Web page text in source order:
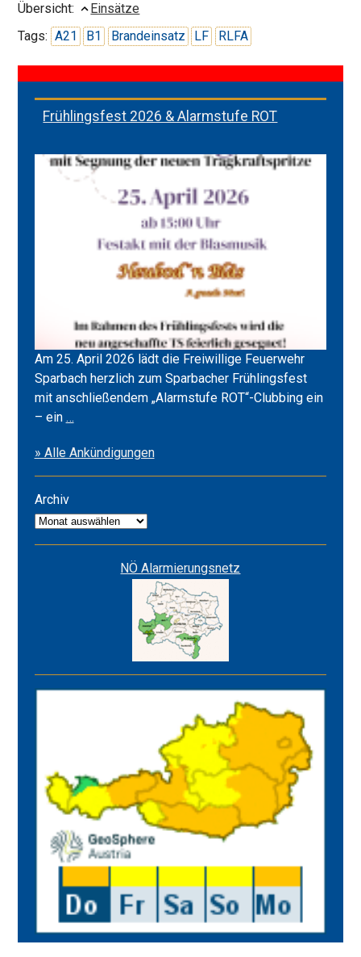
Hinterbrühl
Übersicht:
Einsätze
Tags: A21 B1 Brandeinsatz LF RLFA
Frühlingsfest 2026 & Alarmstufe ROT
Am 25. April 2026 lädt die Freiwillige Feuerwehr
Sparbach herzlich zum Sparbacher Frühlingsfest
mit anschließendem „Alarmstufe ROT“-Clubbing ein
– ein …
&
Alarmstufe
» Alle Ankündigungen
Archiv
Archiv
NÖ Alarmierungsnetz